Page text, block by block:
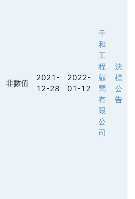
非數值
2021-
12-28
2022-
01-12
千
和
工
程
顧
問
有
限
公
司
決
標
公
告